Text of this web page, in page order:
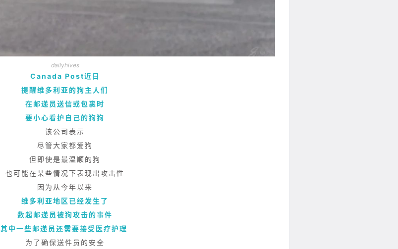
dailyhives
Canada Post近日
提醒维多利亚的狗主人们
在邮递员送信或包裹时
要小心看护自己的狗狗
该公司表示
尽管大家都爱狗
但即使是最温顺的狗
也可能在某些情况下表现出攻击性
因为从今年以来
维多利亚地区已经发生了
数起邮递员被狗攻击的事件
其中一些邮递员还需要接受医疗护理
为了确保送件员的安全